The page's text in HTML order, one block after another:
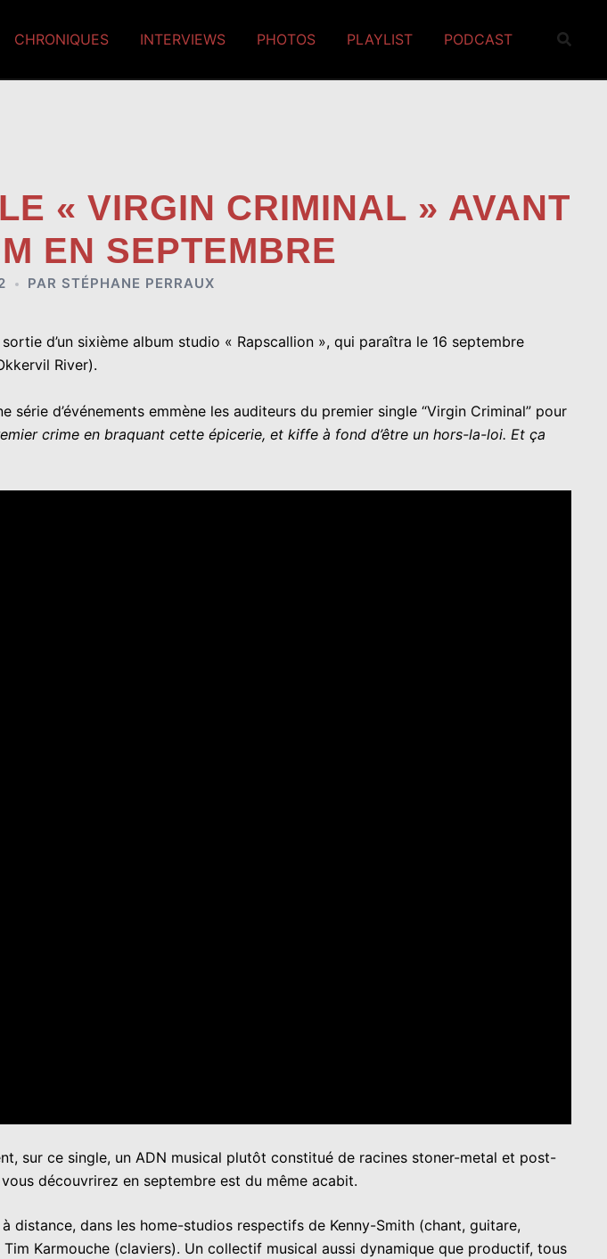
CHRONIQUES INTERVIEWS PHOTOS PLAYLIST PODCAST
« VIRGIN CRIMINAL » AVANT
EN SEPTEMBRE
PAR STÉPHANE PERRAUX
d’un sixième album studio « Rapscallion », qui paraîtra le 16 septembre
River).
série d’événements emmène les auditeurs du premier single “Virgin Criminal” pour
crime en braquant cette épicerie, et kiffe à fond d’être un hors-la-loi. Et ça
sur ce single, un ADN musical plutôt constitué de racines stoner-metal et post-
découvrirez en septembre est du même acabit.
dans les home-studios respectifs de Kenny-Smith (chant, guitare,
Karmouche (claviers). Un collectif musical aussi dynamique que productif, tous